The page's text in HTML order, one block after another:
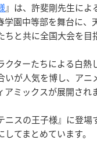
』は、許斐剛先生によ
学園中等部を舞台に、
ちと共に全国大会を目
クターたちによる白熱
いが人気を博し、アニ
ミックスが展開され
ニスの王子様』に登場
てまとめています。